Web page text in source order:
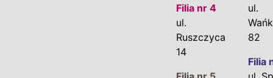
Filia nr 4
ul.
Ruszczyca
14
ul.
82
Filia